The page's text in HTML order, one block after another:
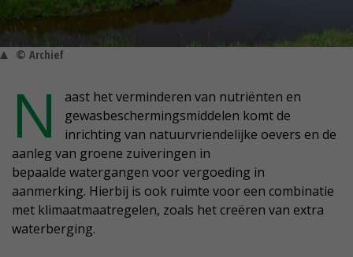
© Archief
N
aast het verminderen van nutriënten en
gewasbeschermingsmiddelen komt de
inrichting van natuurvriendelijke oevers en de
aanleg van groene zuiveringen in
bepaalde watergangen voor vergoeding in
aanmerking. Hierbij is ook ruimte voor een combinatie
met klimaatmaatregelen, zoals het creëren van extra
waterberging.